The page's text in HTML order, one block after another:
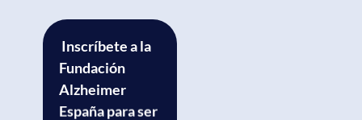
Inscríbete a la
Fundación
Alzheimer
España para ser